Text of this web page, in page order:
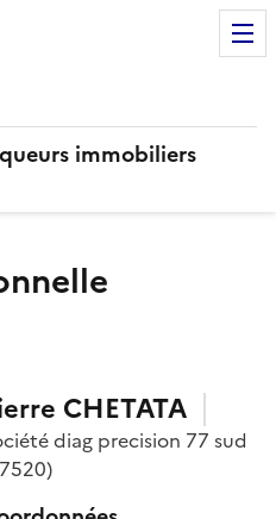
immobiliers
CHETATA
diag precision 77 sud